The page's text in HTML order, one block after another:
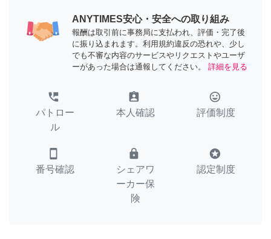
ANYTIMES安心・安全への取り組み
報酬は取引前に事務局に支払われ、評価・完了後
に振り込まれます。利用規約違反の恐れや、少し
でも不審な内容のサービスやリクエストやユーザ
ーがあった場合は通報してください。
詳細を見る
perm_phone_msg
パトロー
ル
assignment_ind
本人確認
tag_faces
評価制度
smartphone
番号確認
lock
シェアワ
ーカー保
険
stars
認定制度